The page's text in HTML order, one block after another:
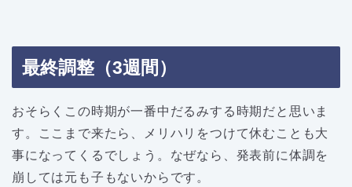
最終調整（3週間）
おそらくこの時期が一番中だるみする時期だと思いま
す。ここまで来たら、メリハリをつけて休むことも大
事になってくるでしょう。なぜなら、発表前に体調を
崩しては元も子もないからです。